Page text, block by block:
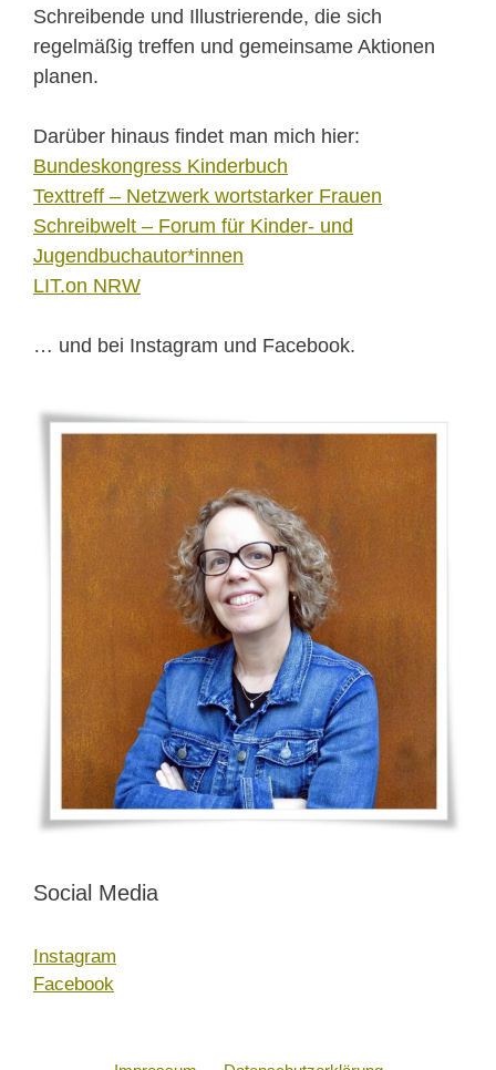
Schreibende und Illustrierende, die sich
regelmäßig treffen und gemeinsame Aktionen
planen.
Darüber hinaus findet man mich hier:
Bundeskongress Kinderbuch
Texttreff – Netzwerk wortstarker Frauen
Schreibwelt – Forum für Kinder- und
Jugendbuchautor*innen
LIT.on NRW
… und bei Instagram und Facebook.
Social Media
Instagram
Facebook